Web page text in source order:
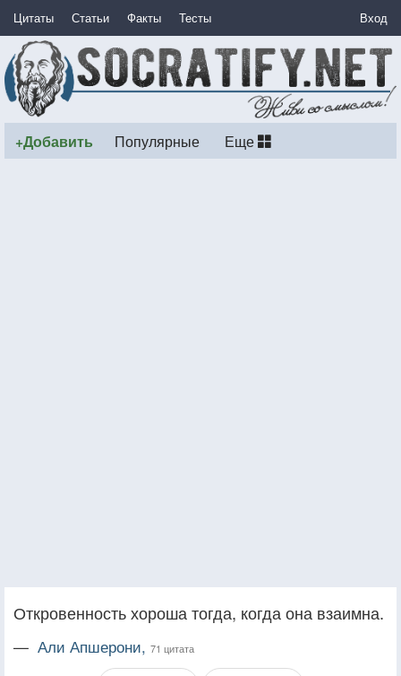
Цитаты Статьи Факты Тесты Вход
+Добавить Популярные Еще
Откровенность хороша тогда, когда она взаимна.
— Али Апшерони, 71 цитата